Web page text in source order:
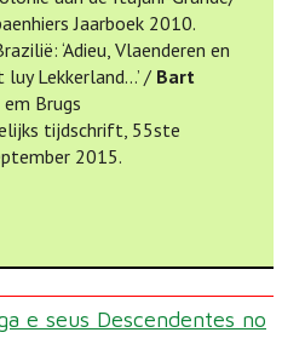
Jaarboek 2010.
‘Adieu, Vlaenderen en
luy Lekkerland…’ / Bart
Brugs
tijdschrift, 55ste
2015.
e seus Descendentes no